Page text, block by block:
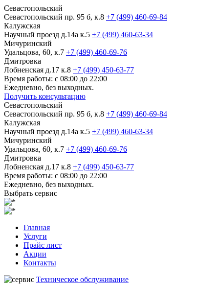
Севастопольский
Севастопольский пр. 95 б, к.8 +7 (499) 460-69-84
Калужская
Научный проезд д.14а к.5 +7 (499) 460-63-34
Мичуринский
Удальцова, 60, к.7 +7 (499) 460-69-76
Дмитровка
Лобненская д.17 к.8 +7 (499) 450-63-77
Время работы: с 08:00 до 22:00
Ежедневно, без выходных.
Получить консультацию
Севастопольский
Севастопольский пр. 95 б, к.8 +7 (499) 460-69-84
Калужская
Научный проезд д.14а к.5 +7 (499) 460-63-34
Мичуринский
Удальцова, 60, к.7 +7 (499) 460-69-76
Дмитровка
Лобненская д.17 к.8 +7 (499) 450-63-77
Время работы: с 08:00 до 22:00
Ежедневно, без выходных.
Выбрать сервис
Главная
Услуги
Прайс лист
Акции
Контакты
Техническое обслуживание